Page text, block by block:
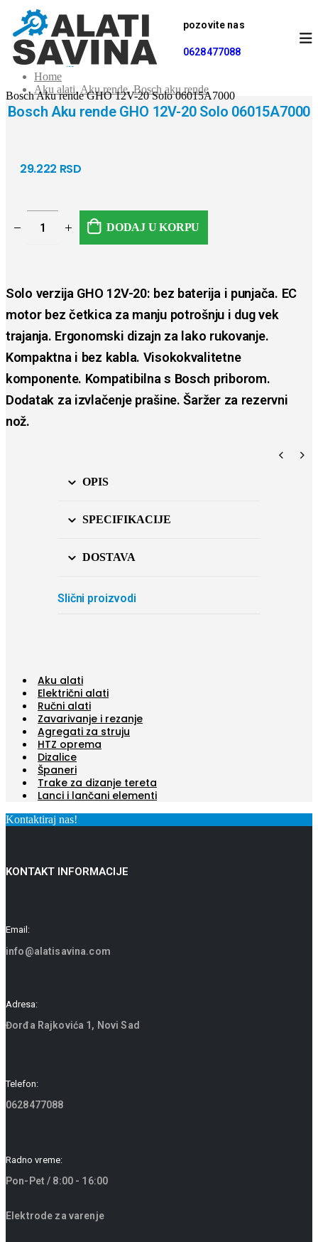
pozovite nas
0628477088
Home
Aku alati, Aku rende,Bosch aku rende
Bosch Aku rende GHO 12V-20 Solo 06015A7000
Bosch Aku rende GHO 12V-20 Solo 06015A7000
29.222 RSD
DODAJ U KORPU
Solo verzija GHO 12V-20: bez baterija i punjača. EC
motor bez četkica za manju potrošnju i dug vek
trajanja. Ergonomski dizajn za lako rukovanje.
Kompaktna i bez kabla. Visokokvalitetne
komponente. Kompatibilna s Bosch priborom.
Dodatak za izvlačenje prašine. Šaržer za rezervni
nož.
OPIS
SPECIFIKACIJE
DOSTAVA
Slični proizvodi
Aku alati
Električni alati
Ručni alati
Zavarivanje i rezanje
Agregati za struju
HTZ oprema
Dizalice
Španeri
Trake za dizanje tereta
Lanci i lančani elementi
Kontaktiraj nas!
KONTAKT INFORMACIJE
Email:
info@alatisavina.com
Adresa:
Đorđa Rajkovića 1, Novi Sad
Telefon:
0628477088
Radno vreme:
Pon-Pet / 8:00 - 16:00
Elektrode za varenje